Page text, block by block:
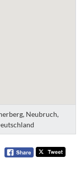
Neubruch,